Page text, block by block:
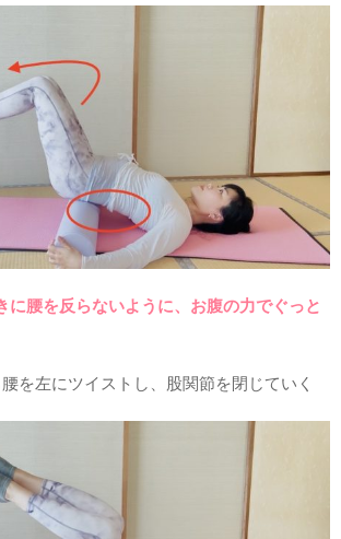
腰を反らないように、お腹の力でぐっと
を左にツイストし、股関節を閉じていく